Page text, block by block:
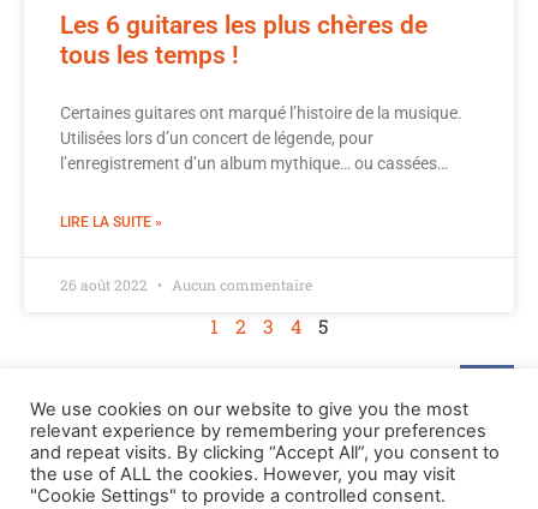
Les 6 guitares les plus chères de
tous les temps !
Certaines guitares ont marqué l’histoire de la musique.
Utilisées lors d’un concert de légende, pour
l’enregistrement d’un album mythique… ou cassées…
LIRE LA SUITE »
26 août 2022 Aucun commentaire
1 2 3 4 5
We use cookies on our website to give you the most
relevant experience by remembering your preferences
and repeat visits. By clicking “Accept All”, you consent to
the use of ALL the cookies. However, you may visit
"Cookie Settings" to provide a controlled consent.